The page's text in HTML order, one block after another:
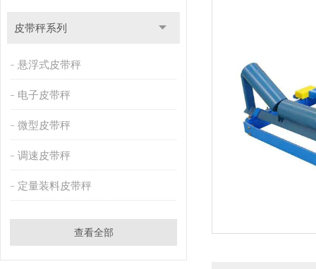
皮带秤系列
悬浮式皮带秤
电子皮带秤
微型皮带秤
调速皮带秤
定量装料皮带秤
查看全部